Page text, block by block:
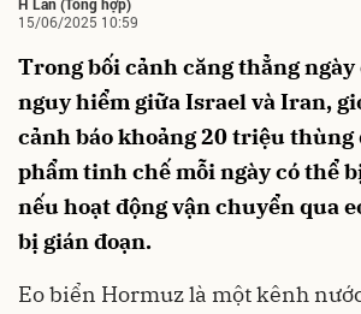
15/06/2025 10:59
Trong bối cảnh căng thẳng
nguy hiểm giữa Israel và Iran,
cảnh báo khoảng 20 triệu thùng
phẩm tinh chế mỗi ngày có thể
nếu hoạt động vận chuyển qua
bị gián đoạn.
Eo biển Hormuz là một kênh